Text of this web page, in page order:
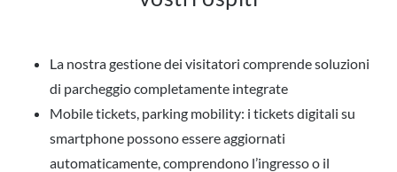
La nostra gestione dei visitatori comprende soluzioni
di parcheggio completamente integrate
Mobile tickets, parking mobility: i tickets digitali su
smartphone possono essere aggiornati
automaticamente, comprendono l’ingresso o il